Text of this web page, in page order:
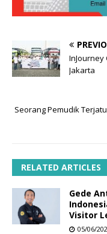
InJourney
Jakarta
Seorang Pemudik
RELATED ARTICLES
Gede
Visitor
05/06/